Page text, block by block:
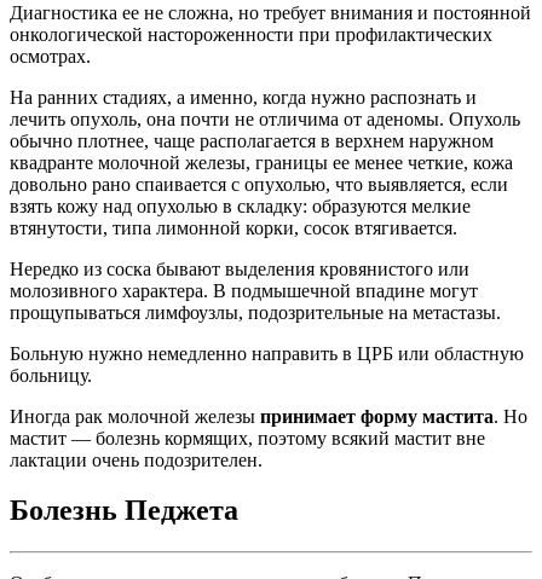
Диагностика ее не сложна, но требует внимания и постоянной
онкологической настороженности при профилактических
осмотрах.
На ранних стадиях, а именно, когда нужно распознать и
лечить опухоль, она почти не отличима от аденомы. Опухоль
обычно плотнее, чаще располагается в верхнем наружном
квадранте молочной железы, границы ее менее четкие, кожа
довольно рано спаивается с опухолью, что выявляется, если
взять кожу над опухолью в складку: образуются мелкие
втянутости, типа лимонной корки, сосок втягивается.
Нередко из соска бывают выделения кровянистого или
молозивного характера. В подмышечной впадине могут
прощупываться лимфоузлы, подозрительные на метастазы.
Больную нужно немедленно направить в ЦРБ или областную
больницу.
Иногда рак молочной железы принимает форму мастита. Но
мастит — болезнь кормящих, поэтому всякий мастит вне
лактации очень подозрителен.
Болезнь Педжета